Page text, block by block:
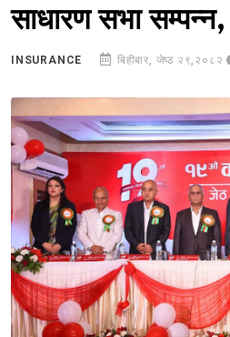
साधारण सभा सम्पन्न,
INSURANCE बिहीबार, जेष्ठ २९,२०८२